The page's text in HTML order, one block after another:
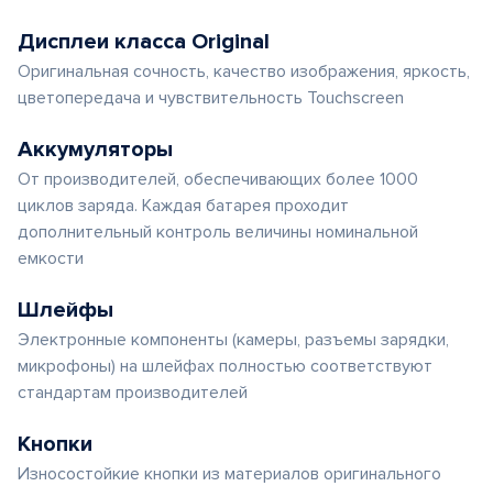
Дисплеи класса Original
Оригинальная сочность, качество изображения, яркость,
цветопередача и чувствительность Touchscreen
Аккумуляторы
От производителей, обеспечивающих более 1000
циклов заряда. Каждая батарея проходит
дополнительный контроль величины номинальной
емкости
Шлейфы
Электронные компоненты (камеры, разъемы зарядки,
микрофоны) на шлейфах полностью соответствуют
стандартам производителей
Кнопки
Износостойкие кнопки из материалов оригинального